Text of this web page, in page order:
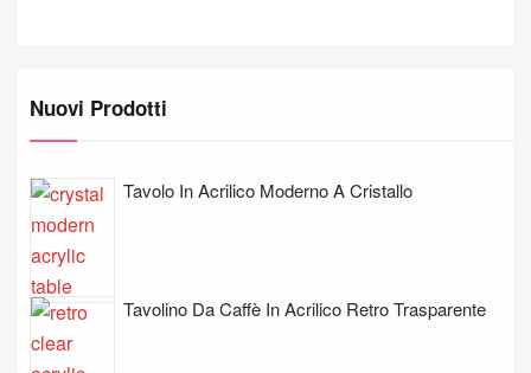
Nuovi Prodotti
Tavolo In Acrilico Moderno A Cristallo
Tavolino Da Caffè In Acrilico Retro Trasparente